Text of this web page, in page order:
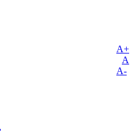
A+
A
A-